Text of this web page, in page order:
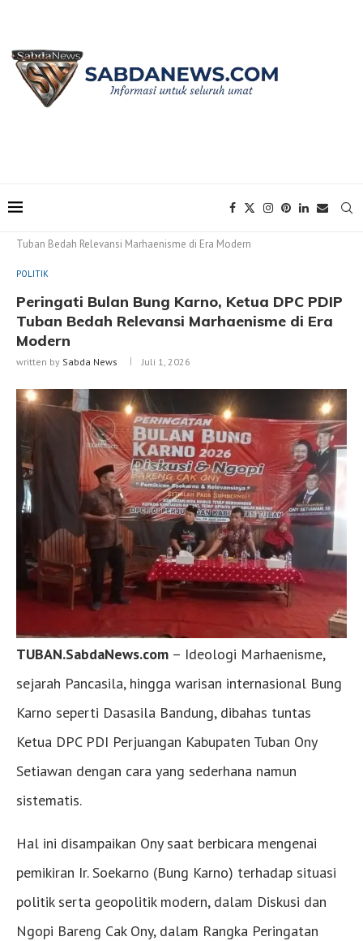
Tuban Bedah Relevansi Marhaenisme di Era Modern
POLITIK
Peringati Bulan Bung Karno, Ketua DPC PDIP
Tuban Bedah Relevansi Marhaenisme di Era
Modern
written by Sabda News Juli 1, 2026
TUBAN.SabdaNews.com – Ideologi Marhaenisme,
sejarah Pancasila, hingga warisan internasional Bung
Karno seperti Dasasila Bandung, dibahas tuntas
Ketua DPC PDI Perjuangan Kabupaten Tuban Ony
Setiawan dengan cara yang sederhana namun
sistematis.
Hal ini disampaikan Ony saat berbicara mengenai
pemikiran Ir. Soekarno (Bung Karno) terhadap situasi
politik serta geopolitik modern, dalam Diskusi dan
Ngopi Bareng Cak Ony, dalam Rangka Peringatan